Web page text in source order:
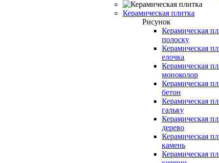
Керамическая плитка
Рисунок
Керамическая
полоску
Керамическая
елочка
Керамическая
моноколор
Керамическая
бетон
Керамическая
гальку
Керамическая
дерево
Керамическая
камень
Керамическая